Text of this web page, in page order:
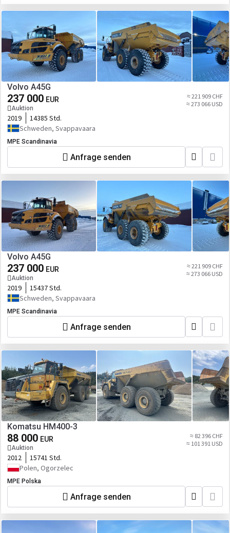
Volvo A45G
237 000 EUR
Auktion
≈ 221 909 CHF
≈ 273 066 USD
2019
14385 Std.
Schweden, Svappavaara
MPE Scandinavia
Anfrage senden
Volvo A45G
237 000 EUR
Auktion
≈ 221 909 CHF
≈ 273 066 USD
2019
15437 Std.
Schweden, Svappavaara
MPE Scandinavia
Anfrage senden
Komatsu HM400-3
88 000 EUR
Auktion
≈ 82 396 CHF
≈ 101 391 USD
2012
15741 Std.
Polen, Ogorzelec
MPE Polska
Anfrage senden